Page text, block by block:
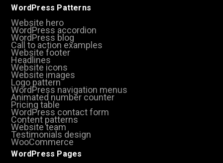
WordPress Patterns
Website hero
WordPress accordion
WordPress blog
Call to action examples
Website footer
Headlines
Website icons
Website images
Logo pattern
WordPress navigation menus
Animated number counter
Pricing table
WordPress contact form
Content patterns
Website team
Testimonials design
WooCommerce
WordPress Pages